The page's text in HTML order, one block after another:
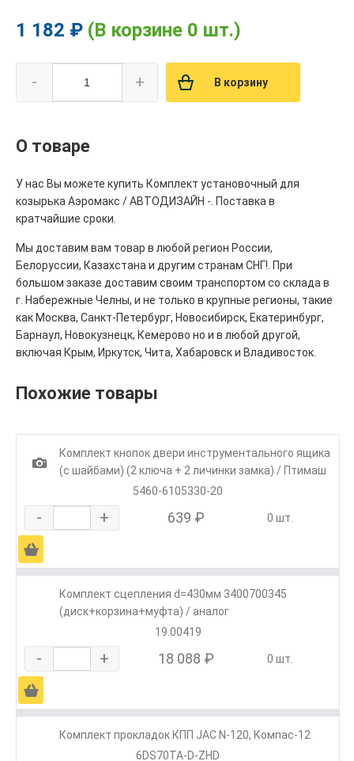
1 182 ₽ (В корзине 0 шт.)
- + В корзину
О товаре
У нас Вы можете купить Комплект установочный для
козырька Аэромакс / АВТОДИЗАЙН -. Поставка в
кратчайшие сроки.
Мы доставим вам товар в любой регион России,
Белоруссии, Казахстана и другим странам СНГ!. При
большом заказе доставим своим транспортом со склада в
г. Набережные Челны, и не только в крупные регионы, такие
как Москва, Санкт-Петербург, Новосибирск, Екатеринбург,
Барнаул, Новокузнецк, Кемерово но и в любой другой,
включая Крым, Иркутск, Чита, Хабаровск и Владивосток.
Похожие товары
1
Комплект кнопок двери инструментального ящика
(с шайбами) (2 ключа + 2 личинки замка) / Птимаш
5460-6105330-20
- + 639 ₽ 0 шт.
Ä
Комплект сцепления d=430мм 3400700345
(диск+корзина+муфта) / аналог
19.00419
- + 18 088 ₽ 0 шт.
Ä
Комплект прокладок КПП JAC N-120, Компас-12
6DS70TA-D-ZHD